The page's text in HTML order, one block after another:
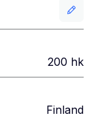
200 hk
Finland